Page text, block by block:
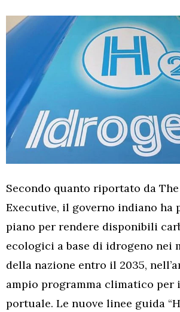
Secondo quanto riportato da
Executive, il governo indiano ha
piano per rendere disponibili
ecologici a base di idrogeno nei
della nazione entro il 2035,
ampio programma climatico per
portuale. Le nuove linee guida